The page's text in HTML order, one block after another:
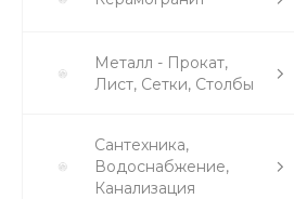
Металл - Прокат,
Лист, Сетки, Столбы
Сантехника,
Водоснабжение,
Канализация